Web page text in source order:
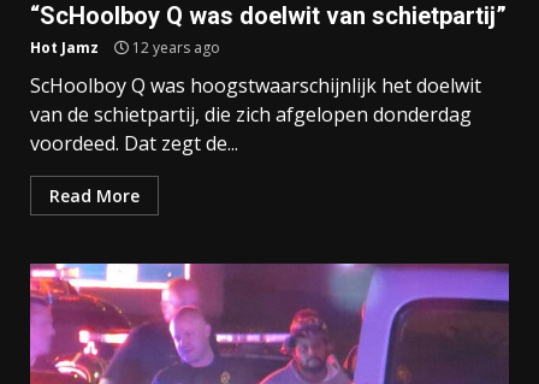
“ScHoolboy Q was doelwit van schietpartij”
Hot Jamz 12 years ago
ScHoolboy Q was hoogstwaarschijnlijk het doelwit
van de schietpartij, die zich afgelopen donderdag
voordeed. Dat zegt de...
Read More